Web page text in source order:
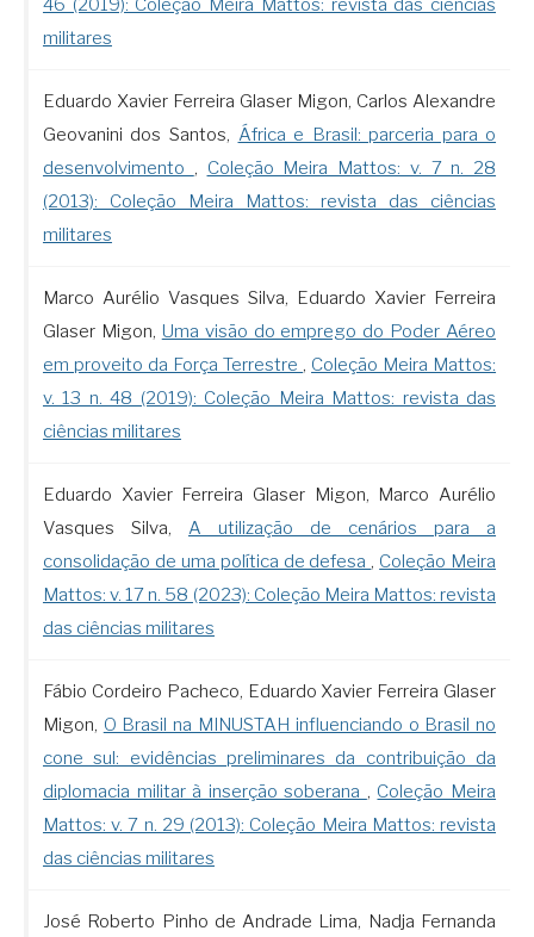
46 (2019): Coleção Meira Mattos: revista das ciências
militares
Eduardo Xavier Ferreira Glaser Migon, Carlos Alexandre
Geovanini dos Santos, África e Brasil: parceria para o
desenvolvimento , Coleção Meira Mattos: v. 7 n. 28
(2013): Coleção Meira Mattos: revista das ciências
militares
Marco Aurélio Vasques Silva, Eduardo Xavier Ferreira
Glaser Migon, Uma visão do emprego do Poder Aéreo
em proveito da Força Terrestre , Coleção Meira Mattos:
v. 13 n. 48 (2019): Coleção Meira Mattos: revista das
ciências militares
Eduardo Xavier Ferreira Glaser Migon, Marco Aurélio
Vasques Silva, A utilização de cenários para a
consolidação de uma política de defesa , Coleção Meira
Mattos: v. 17 n. 58 (2023): Coleção Meira Mattos: revista
das ciências militares
Fábio Cordeiro Pacheco, Eduardo Xavier Ferreira Glaser
Migon, O Brasil na MINUSTAH influenciando o Brasil no
cone sul: evidências preliminares da contribuição da
diplomacia militar à inserção soberana , Coleção Meira
Mattos: v. 7 n. 29 (2013): Coleção Meira Mattos: revista
das ciências militares
José Roberto Pinho de Andrade Lima, Nadja Fernanda